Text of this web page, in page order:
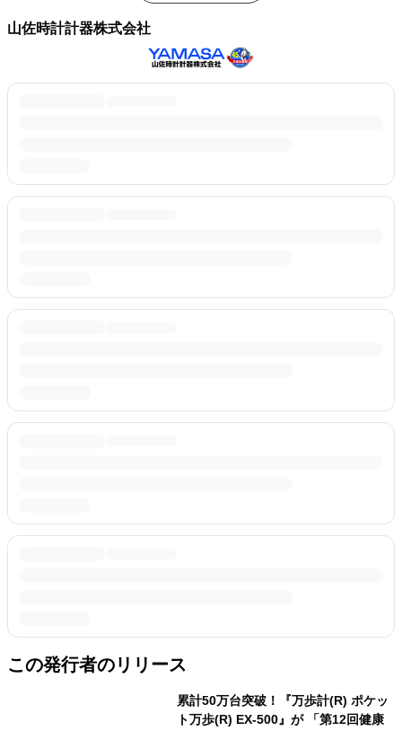
山佐時計計器株式会社
この発行者のリリース
累計50万台突破！『万歩計(R) ポケッ
ト万歩(R) EX-500』が 「第12回健康